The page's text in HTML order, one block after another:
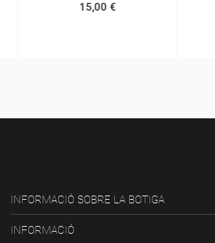
15,00 €
INFORMACIÓ SOBRE LA BOTIGA
INFORMACIÓ